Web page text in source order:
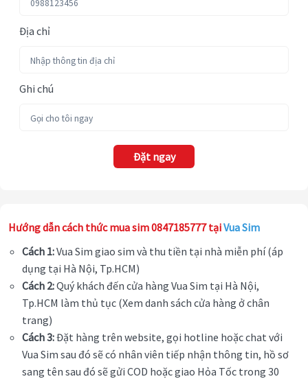
Địa chỉ
Ghi chú
Đặt ngay
Hướng dẫn cách thức mua sim 0847185777 tạiVua Sim
Cách 1:Vua Sim giao sim và thu tiền tại nhà miễn phí (áp
dụng tại Hà Nội, Tp.HCM)
Cách 2:Quý khách đến cửa hàng Vua Sim tại Hà Nội,
Tp.HCM làm thủ tục (Xem danh sách cửa hàng ở chân
trang)
Cách 3:Đặt hàng trên website, gọi hotline hoặc chat với
Vua Sim sau đó sẽ có nhân viên tiếp nhận thông tin, hồ sơ
sang tên sau đó sẽ gửi COD hoặc giao Hỏa Tốc trong 30